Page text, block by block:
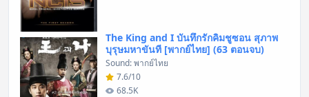
The King and I บันทึกรักคิมชูซอน สุภาพ
บุรุษมหาขันที [พากย์ไทย] (63 ตอนจบ)
Sound: พากย์ไทย
7.6/10
68.5K